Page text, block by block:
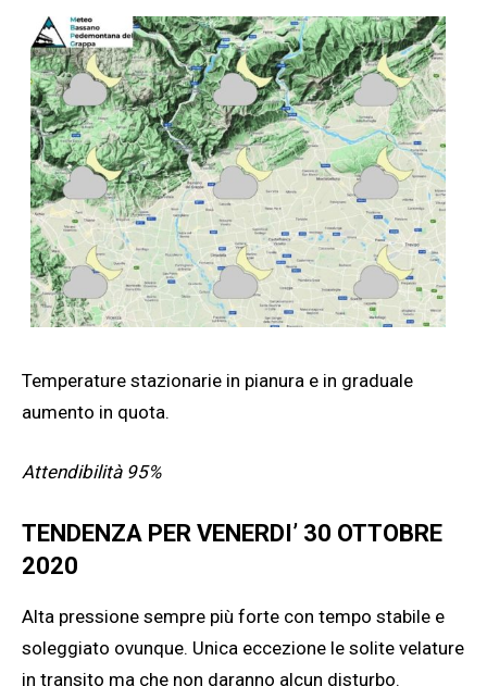
Temperature stazionarie in pianura e in graduale
aumento in quota.
Attendibilità 95%
TENDENZA PER VENERDI’ 30 OTTOBRE
2020
Alta pressione sempre più forte con tempo stabile e
soleggiato ovunque. Unica eccezione le solite velature
in transito ma che non daranno alcun disturbo.